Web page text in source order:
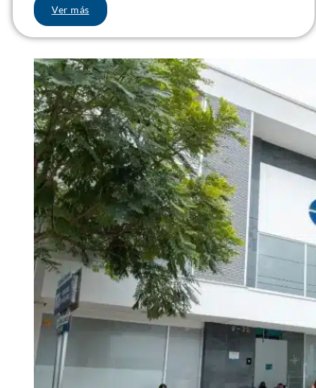
Ver más